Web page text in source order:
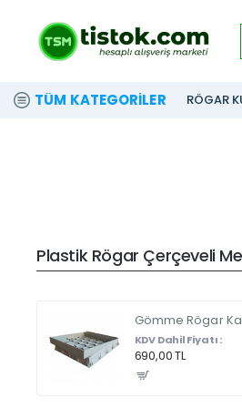
TÜM KATEGORILER RÖGAR
Plastik Rögar Çerçeveli
KDV Dahil Fiyatı :
690,00 TL